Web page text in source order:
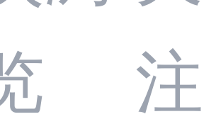
标
助力
注